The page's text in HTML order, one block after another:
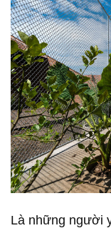
Là những người